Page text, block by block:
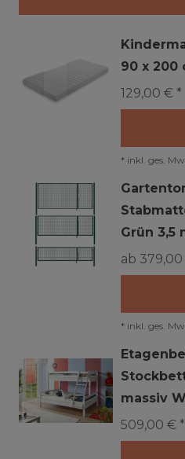
90 x 200
129,00 € *
* inkl. ges.
Grün 3,5
ab
* inkl. ges.
massiv
509,00 € *